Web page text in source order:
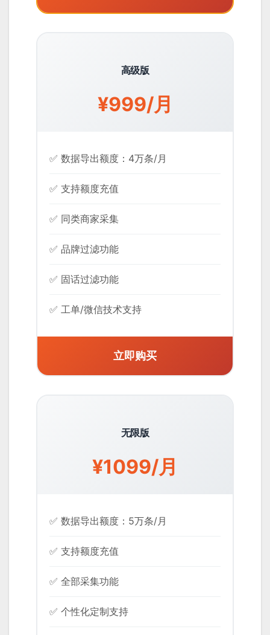
高级版
¥999/月
✅ 数据导出额度：4万条/月
✅ 支持额度充值
✅ 同类商家采集
✅ 品牌过滤功能
✅ 固话过滤功能
✅ 工单/微信技术支持
立即购买
无限版
¥1099/月
✅ 数据导出额度：5万条/月
✅ 支持额度充值
✅ 全部采集功能
✅ 个性化定制支持